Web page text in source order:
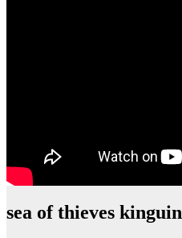
sea of thieves kinguin